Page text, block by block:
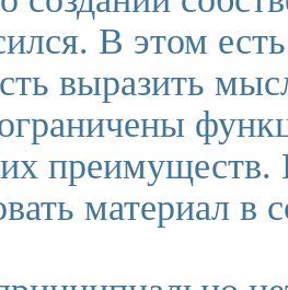
В этом
выразить
материал